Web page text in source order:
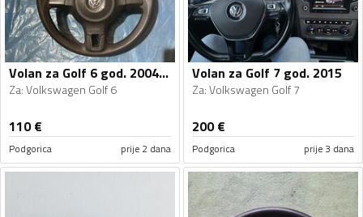
Volan za Golf 6 god. 2004-2012
Za:Volkswagen Golf 6
110€
Podgorica prije 2 dana
Volan za Golf 7 god. 2015
Za:Volkswagen Golf 7
200€
Podgorica prije 3 dana